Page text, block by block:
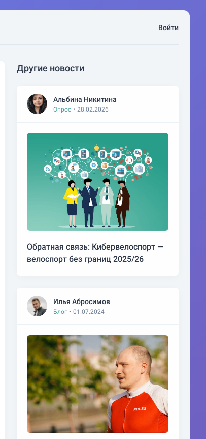
Войти
Другие новости
Альбина Никитина
Опрос • 28.02.2026
Обратная связь: Кибервелоспорт —
велоспорт без границ 2025/26
Илья Абросимов
Блог • 01.07.2024